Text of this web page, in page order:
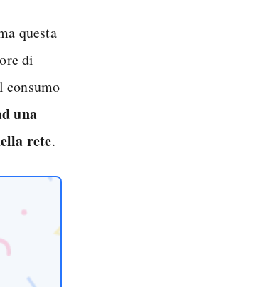
questa
di
una
rete.